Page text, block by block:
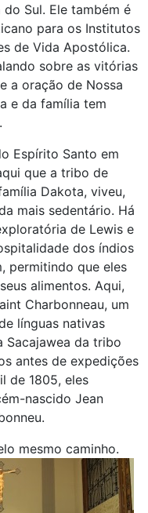
Sul. Ele também é
para os Institutos
de Vida Apostólica.
sobre as vitórias
a oração de Nossa
e da família tem
Espírito Santo em
que a tribo de
Dakota, viveu,
mais sedentário. Há
de Lewis e
dos índios
permitindo que eles
alimentos. Aqui,
Charbonneau, um
línguas nativas
Sacajawea da tribo
antes de expedições
de 1805, eles
nascido Jean
mesmo caminho.